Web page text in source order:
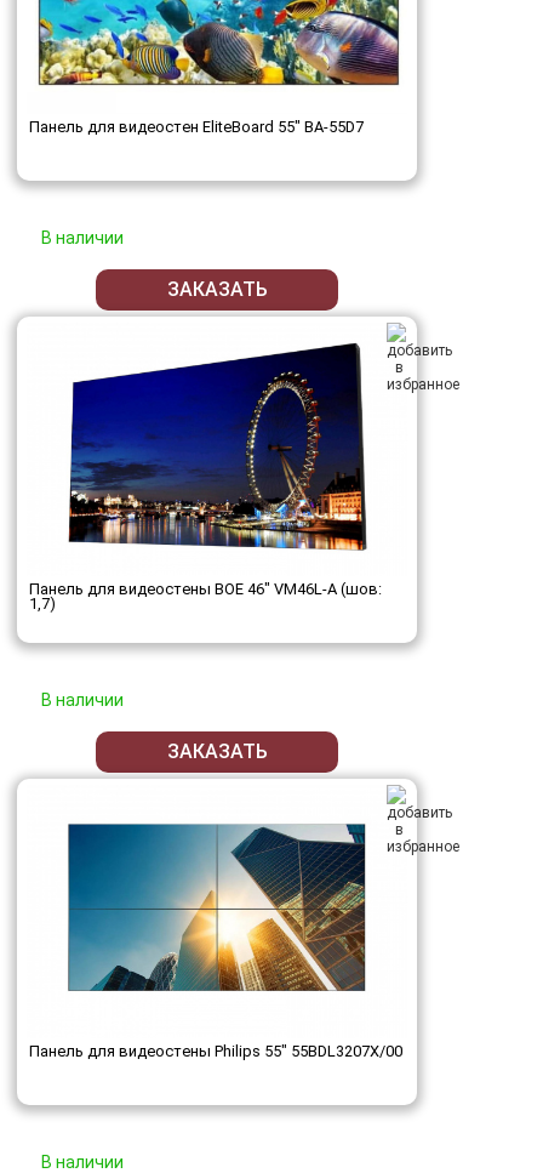
Панель для видеостен EliteBoard 55" BA-55D7
В наличии
ЗАКАЗАТЬ
Панель для видеостены BOE 46" VM46L-A (шов:
1,7)
В наличии
ЗАКАЗАТЬ
Панель для видеостены Philips 55" 55BDL3207X/00
В наличии